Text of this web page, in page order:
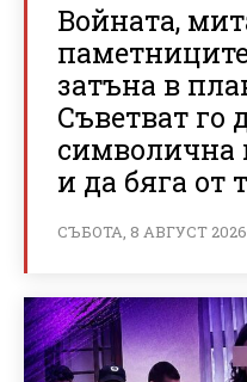
Войната,
затъна в
Съветват го
символична
и да бяга от
СЪБОТА, 8 АВГУСТ 2026